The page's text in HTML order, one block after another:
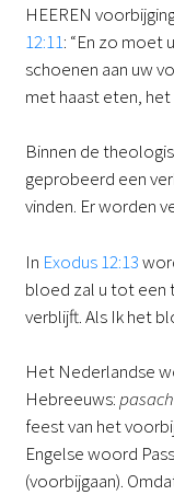
HEEREN
12:11: “En zo moet
schoenen aan uw
met haast eten, het
Binnen de
geprobeerd een
vinden. Er worden
In Exodus 12:13
bloed zal u tot een
verblijft. Als Ik het
Het Nederlandse
Hebreeuws:pasach
feest van het
Engelse woord
(voorbijgaan).